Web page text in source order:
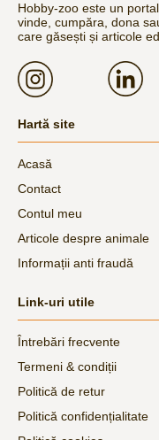
Hobby-zoo este un
vinde, cumpăra, dona
care găsești și articole
Hartă site
Acasă
Contact
Contul meu
Articole despre animale
Informații anti fraudă
Link-uri utile
Întrebări frecvente
Termeni & condiții
Politică de retur
Politică confidențialitate